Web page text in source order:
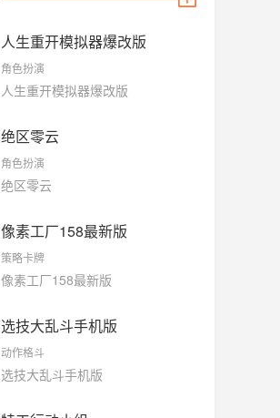
人生重开模拟器爆改版
角色扮演
人生重开模拟器爆改版
绝区零云
角色扮演
绝区零云
像素工厂158最新版
策略卡牌
像素工厂158最新版
选技大乱斗手机版
动作格斗
选技大乱斗手机版